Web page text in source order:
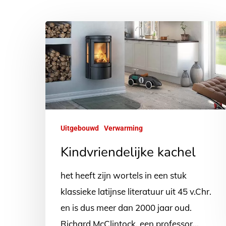
Kindvriendelijke
kachel
Uitgebouwd Verwarming
Kindvriendelijke kachel
het heeft zijn wortels in een stuk
klassieke latijnse literatuur uit 45 v.Chr.
en is dus meer dan 2000 jaar oud.
Richard McClintock, een professor…